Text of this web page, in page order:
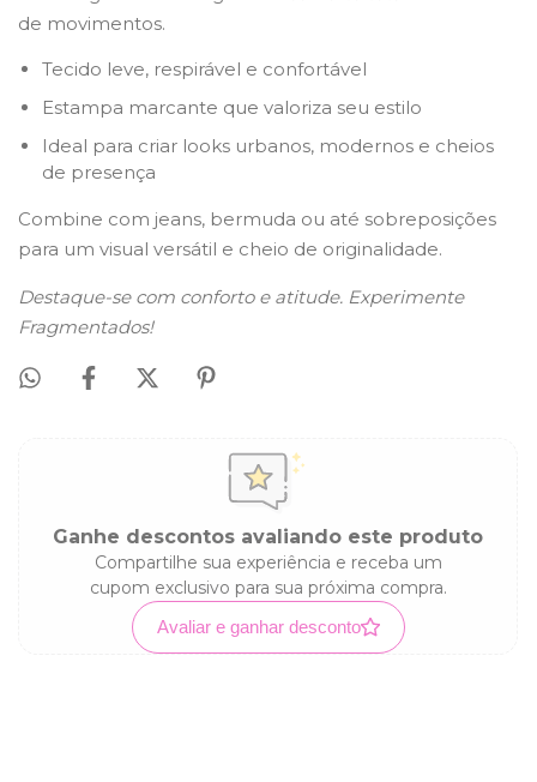
de movimentos.
Tecido leve, respirável e confortável
Estampa marcante que valoriza seu estilo
Ideal para criar looks urbanos, modernos e cheios
de presença
Combine com jeans, bermuda ou até sobreposições
para um visual versátil e cheio de originalidade.
Destaque-se com conforto e atitude. Experimente
Fragmentados!
Ganhe descontos avaliando este produto
Compartilhe sua experiência e receba um
cupom exclusivo para sua próxima compra.
Avaliar e ganhar desconto